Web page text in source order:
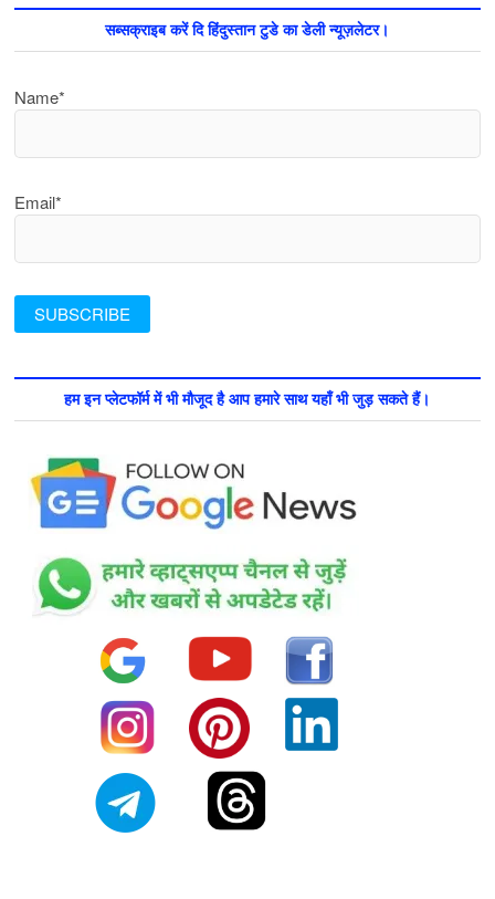
सब्सक्राइब करें दि हिंदुस्तान टुडे का डेली न्यूज़लेटर।
Name*
Email*
हम इन प्लेटफॉर्म में भी मौजूद है आप हमारे साथ यहाँ भी जुड़ सकते हैं।